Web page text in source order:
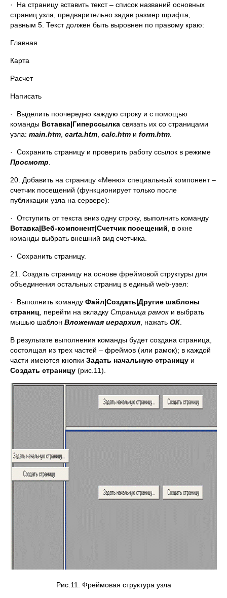
· На страницу вставить текст – список названий основных
страниц узла, предварительно задав размер шрифта,
равным 5. Текст должен быть выровнен по правому краю:
Главная
Карта
Расчет
Написать
· Выделить поочередно каждую строку и с помощью
команды Вставка|Гиперссылка связать их со страницами
узла: main.htm carta.htm calc.htm и form.htm
· Сохранить страницу и проверить работу ссылок в режиме
Просмотр
20. Добавить на страницу «Меню» специальный компонент –
счетчик посещений (функционирует только после
публикации узла на сервере):
· Отступить от текста вниз одну строку, выполнить команду
Вставка|Веб-компонент|Счетчик посещений , в окне
команды выбрать внешний вид счетчика.
· Сохранить страницу.
21. Создать страницу на основе фреймовой структуры для
объединения остальных страниц в единый web-узел:
· Выполнить команду Файл|Создать|Другие шаблоны
страниц , перейти на вкладку Страница рамок и выбрать
мышью шаблон Вложенная иерархия , нажать ОК.
В результате выполнения команды будет создана страница,
состоящая из трех частей – фреймов (или рамок); в каждой
части имеются кнопки Задать начальную страницу и
Создать страницу (рис.11).
Рис.11. Фреймовая структура узла